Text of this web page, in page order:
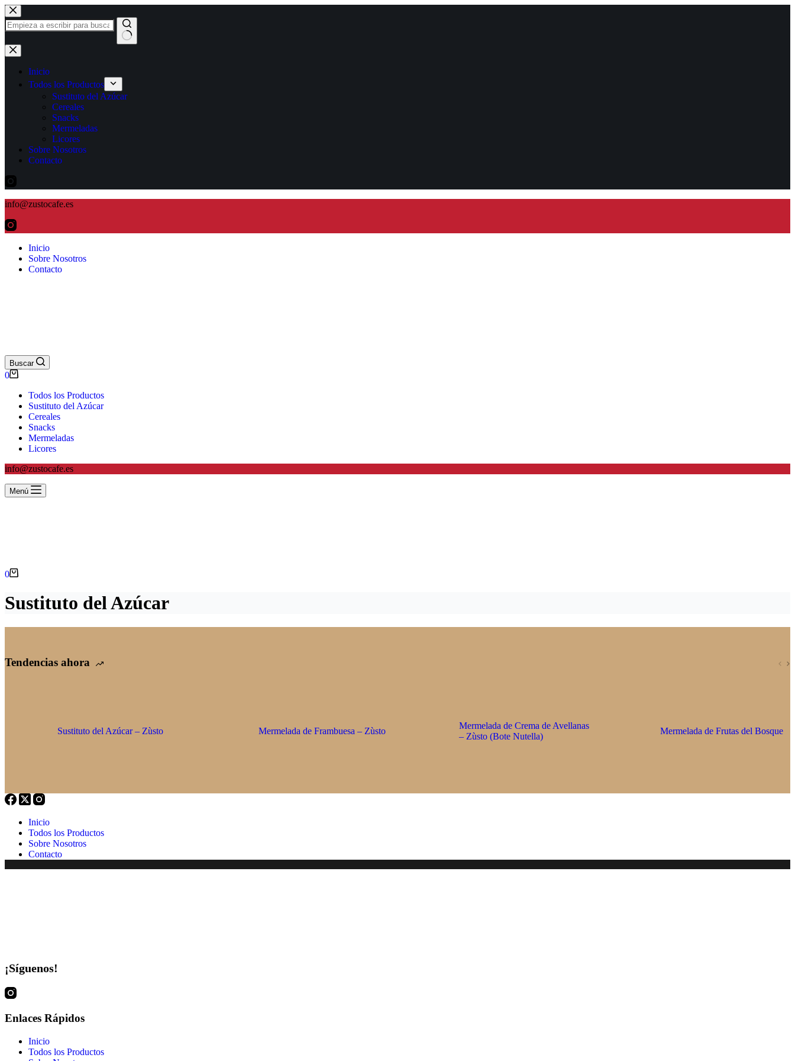
Inicio
Todos los Productos
Sustituto del Azúcar
Cereales
Snacks
Mermeladas
Licores
Sobre Nosotros
Contacto
info@zustocafe.es
Inicio
Sobre Nosotros
Contacto
Buscar
0
Todos los Productos
Sustituto del Azúcar
Cereales
Snacks
Mermeladas
Licores
info@zustocafe.es
Menú
0
Sustituto del Azúcar
Tendencias ahora
Sustituto del Azúcar – Zùsto Mermelada de Frambuesa – Zùsto
Mermelada de Crema de Avellanas
– Zùsto (Bote Nutella)
Mermelada de Frutas del Bosque
Inicio
Todos los Productos
Sobre Nosotros
Contacto
¡Síguenos!
Enlaces Rápidos
Inicio
Todos los Productos